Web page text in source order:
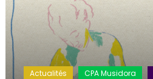
Actualités CPA Musidora